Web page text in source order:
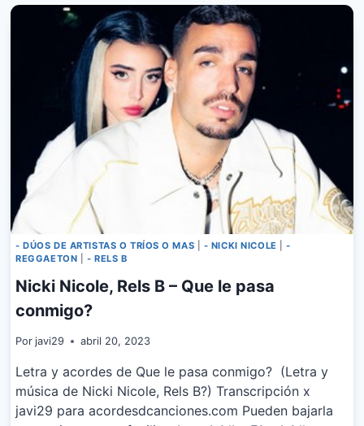
B
ME
GUSTAS
NATURAL
- DÚOS DE ARTISTAS O TRÍOS O MAS - NICKI NICOLE |-
REGGAETON
- RELS B
Nicki Nicole, Rels B – Que le pasa
conmigo?
Por javi29 abril 20, 2023
Letra y acordes de Que le pasa conmigo? (Letra y
música de Nicki Nicole, Rels B?) Transcripción x
javi29 para acordesdcanciones.com Pueden bajarla